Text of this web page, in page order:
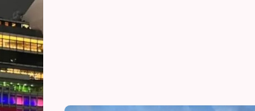
線上課程
寒暑假遊學套裝課程
打工度假